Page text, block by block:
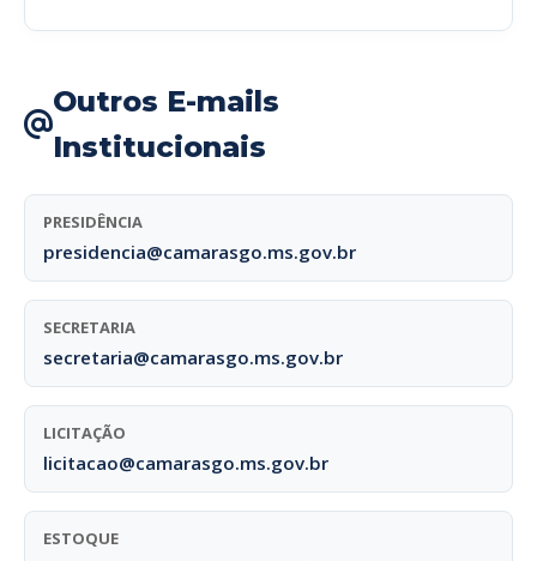
Outros E-mails
Institucionais
PRESIDÊNCIA
presidencia@camarasgo.ms.gov.br
SECRETARIA
secretaria@camarasgo.ms.gov.br
LICITAÇÃO
licitacao@camarasgo.ms.gov.br
ESTOQUE